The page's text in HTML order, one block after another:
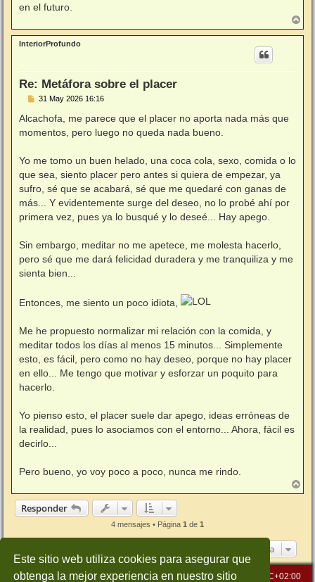
Este sitio web utiliza cookies para asegurar que
obtenga la mejor experiencia en nuestro sitio
en el futuro.
r
r
InteriorProfundo
Re: Metáfora sobre el placer
M
n
a
31 May 2026 16:16
Alcachofa, me parece que el placer no aporta nada más que
momentos, pero luego no queda nada bueno.
Yo me tomo un buen helado, una coca cola, sexo, comida o lo
que sea, siento placer pero antes si quiera de empezar, ya
sufro, sé que se acabará, sé que me quedaré con ganas de
más... Y evidentemente surge del deseo, no lo probé ahí por
primera vez, pues ya lo busqué y lo deseé... Hay apego.
Sin embargo, meditar no me apetece, me molesta hacerlo,
pero sé que me dará felicidad duradera y me tranquiliza y me
sienta bien...
Entonces, me siento un poco idiota,
Me he propuesto normalizar mi relación con la comida, y
meditar todos los días al menos 15 minutos... Simplemente
esto, es fácil, pero como no hay deseo, porque no hay placer
en ello... Me tengo que motivar y esforzar un poquito para
hacerlo.
Yo pienso esto, el placer suele dar apego, ideas erróneas de
la realidad, pues lo asociamos con el entorno... Ahora, fácil es
decirlo...
Pero bueno, yo voy poco a poco, nunca me rindo.
r
Responder
4 mensajes • Página 1 de 1
Ir a
Inicio Índice general Todos los horarios son UTC+02:00